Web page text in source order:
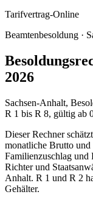
Tarifvertrag-Online
Beamtenbesoldung ·
2026
Sachsen-Anhalt,
R 1 bis R 8, gültig ab
Dieser Rechner
monatliche Brutto und
Familienzuschlag
Richter und
Anhalt. R 1 und R 2
Gehälter.